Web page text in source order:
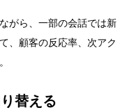
がら、一部の会話では新
、顧客の反応率、次アク
替える